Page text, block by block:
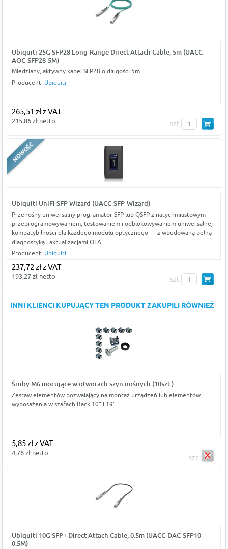
Ubiquiti 25G SFP28 Long-Range Direct Attach Cable, 5m (UACC-
AOC-SFP28-5M)
Miedziany, aktywny kabel SFP28 o długości 5m
Producent: Ubiquiti
265,51 zł z VAT
215,86 zł netto szt
Ubiquiti UniFi SFP Wizard (UACC-SFP-Wizard)
Przenośny uniwersalny programator SFP lub QSFP z natychmiastowym
przeprogramowywaniem, testowaniem i odblokowywaniem uniwersalnej
kompatybilności dla każdego modułu optycznego — z wbudowaną pełną
diagnostyką i aktualizacjami OTA
Producent: Ubiquiti
237,72 zł z VAT
193,27 zł netto szt
INNI KLIENCI KUPUJĄCY TEN PRODUKT ZAKUPILI RÓWNIEŻ
Śruby M6 mocujące w otworach szyn nośnych (10szt.)
Zestaw elementów pozwalający na montaż urządzeń lub elementów
wyposażenia w szafach Rack 10" i 19"
5,85 zł z VAT
4,76 zł netto
szt
Ubiquiti 10G SFP+ Direct Attach Cable, 0.5m (UACC-DAC-SFP10-
0.5M)